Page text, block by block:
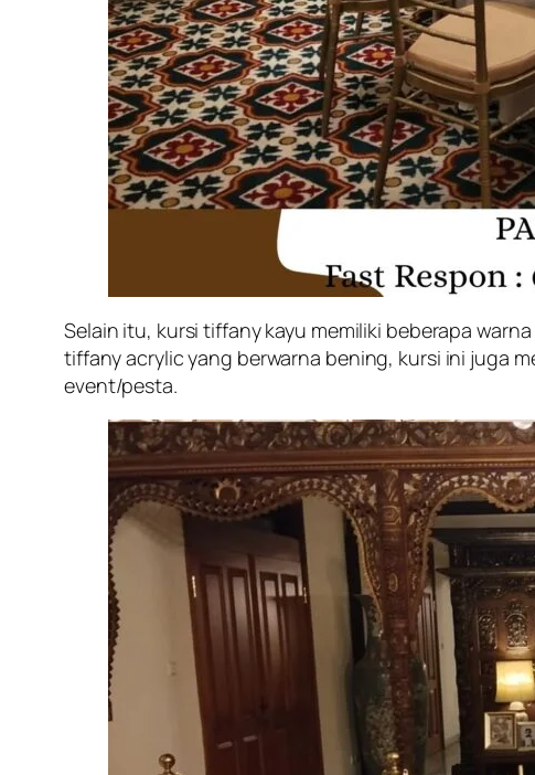
Selain itu, kursi tiffany kayu memiliki beberapa
tiffany acrylic yang berwarna bening, kursi ini juga
event/pesta.